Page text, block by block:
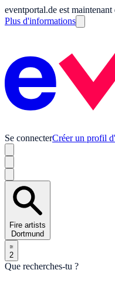
eventportal.de est
Plus d'informations
Se connecterCréer un profil
Fire artists
Dortmund
2
Que recherches-tu ?